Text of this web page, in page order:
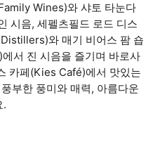
Wines)와 샤토 타눈다
시음, 세펠츠필드 로드 디스
와 매기 비어스 팜 숍
서 진 시음을 즐기며 바로사
카페(Kies Café)에서 맛있는
부한 풍미와 매력, 아름다운
.